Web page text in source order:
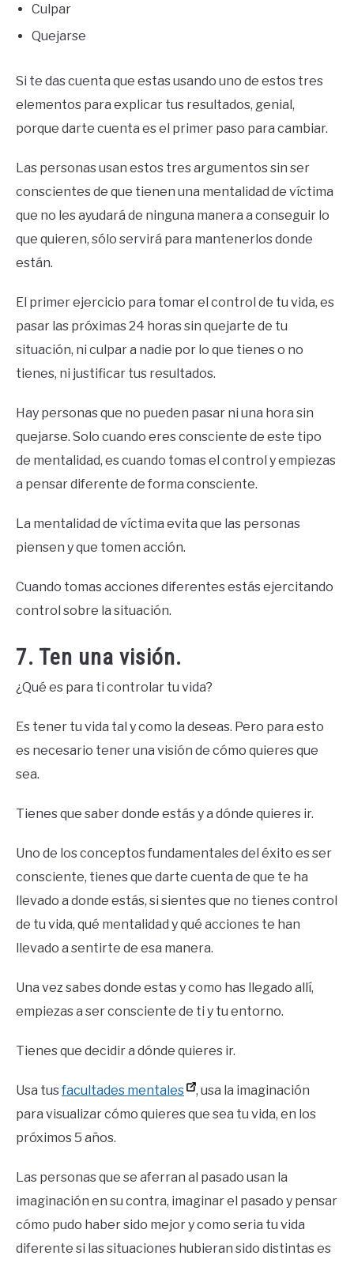
Culpar
Quejarse
Si te das cuenta que estas usando uno de estos tres
elementos para explicar tus resultados, genial,
porque darte cuenta es el primer paso para cambiar.
Las personas usan estos tres argumentos sin ser
conscientes de que tienen una mentalidad de víctima
que no les ayudará de ninguna manera a conseguir lo
que quieren, sólo servirá para mantenerlos donde
están.
El primer ejercicio para tomar el control de tu vida, es
pasar las próximas 24 horas sin quejarte de tu
situación, ni culpar a nadie por lo que tienes o no
tienes, ni justificar tus resultados.
Hay personas que no pueden pasar ni una hora sin
quejarse. Solo cuando eres consciente de este tipo
de mentalidad, es cuando tomas el control y empiezas
a pensar diferente de forma consciente.
La mentalidad de víctima evita que las personas
piensen y que tomen acción.
Cuando tomas acciones diferentes estás ejercitando
control sobre la situación.
7. Ten una visión.
¿Qué es para ti controlar tu vida?
Es tener tu vida tal y como la deseas. Pero para esto
es necesario tener una visión de cómo quieres que
sea.
Tienes que saber donde estás y a dónde quieres ir.
Uno de los conceptos fundamentales del éxito es ser
consciente, tienes que darte cuenta de que te ha
llevado a donde estás, si sientes que no tienes control
de tu vida, qué mentalidad y qué acciones te han
llevado a sentirte de esa manera.
Una vez sabes donde estas y como has llegado allí,
empiezas a ser consciente de ti y tu entorno.
Tienes que decidir a dónde quieres ir.
Usa tusfacultades mentales
, usa la imaginación
para visualizar cómo quieres que sea tu vida, en los
próximos 5 años.
Las personas que se aferran al pasado usan la
imaginación en su contra, imaginar el pasado y pensar
cómo pudo haber sido mejor y como seria tu vida
diferente si las situaciones hubieran sido distintas es